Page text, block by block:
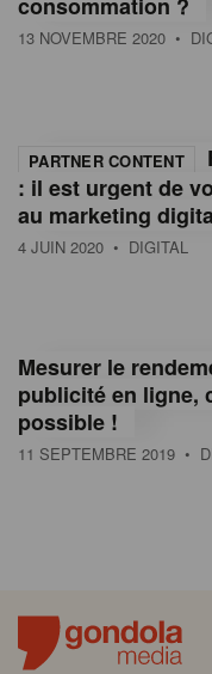
13 NOVEMBRE 2020 •
PARTNER CONTENT
: il est urgent de
au marketing
4 JUIN 2020 • DIGITAL
Mesurer le
publicité en ligne,
possible !
11 SEPTEMBRE 2019 •